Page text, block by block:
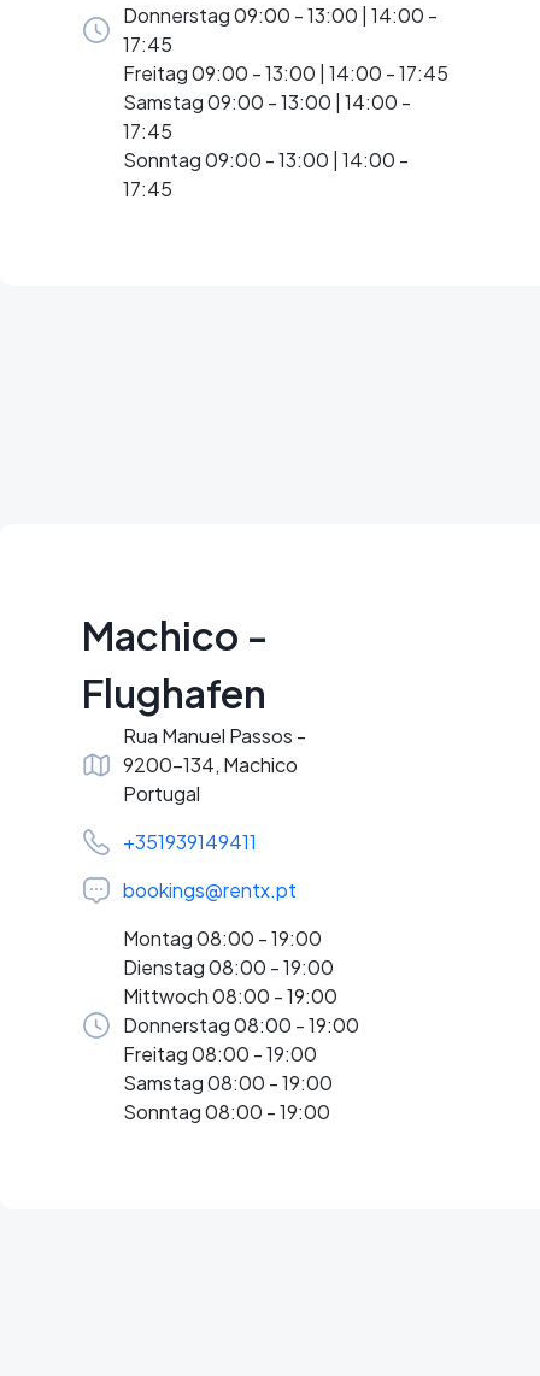
Donnerstag 09:00 - 13:00 | 14:00 -
17:45
Freitag 09:00 - 13:00 | 14:00 - 17:45
Samstag 09:00 - 13:00 | 14:00 -
17:45
Sonntag 09:00 - 13:00 | 14:00 -
17:45
Machico -
Flughafen
Rua Manuel Passos -
9200-134, Machico
Portugal
+351939149411
bookings@rentx.pt
Montag 08:00 - 19:00
Dienstag 08:00 - 19:00
Mittwoch 08:00 - 19:00
Donnerstag 08:00 - 19:00
Freitag 08:00 - 19:00
Samstag 08:00 - 19:00
Sonntag 08:00 - 19:00